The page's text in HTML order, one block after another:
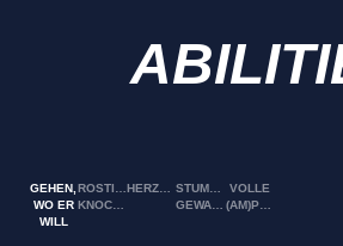
GEHEN,
WO ER
WILL
ROSTIGE
STUMPFEVOLLE
(AM)PULLE